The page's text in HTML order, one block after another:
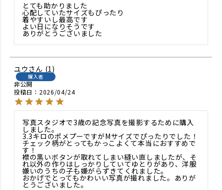
とても助かりました
心配していたサイズもぴったり
着やすいし最高です
よい日になりそうです
ありがとうございました
ユウ 1
購入者
非公開
投稿日
2026/04/24
写真スタジオで3歳の記念写真を撮影するために購入
しました。
3.3キロのポメプーですがMサイズでぴったりでした！
チェック柄がとってもかっこよくて本当におすすめで
す！
襟の黒いボタンが取れてしまい縫い直しましたが、そ
れ以外の作りはしっかりしていてゆとりがあり、洋服
嫌いのうちの子も嫌がらずきてくれました。
おかげでとってもかわいい写真が撮れました。ありが
とうございました。